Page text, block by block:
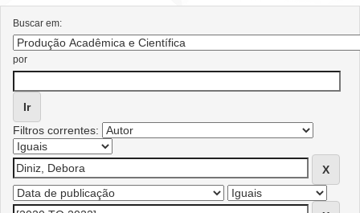
Buscar em:
por
Filtros correntes: